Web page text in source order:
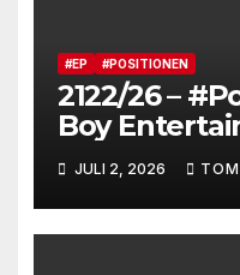
#EP #POSITIONEN
2122/26 –
Boy
Reichtum,
Claqueure
JULI 2, 2026